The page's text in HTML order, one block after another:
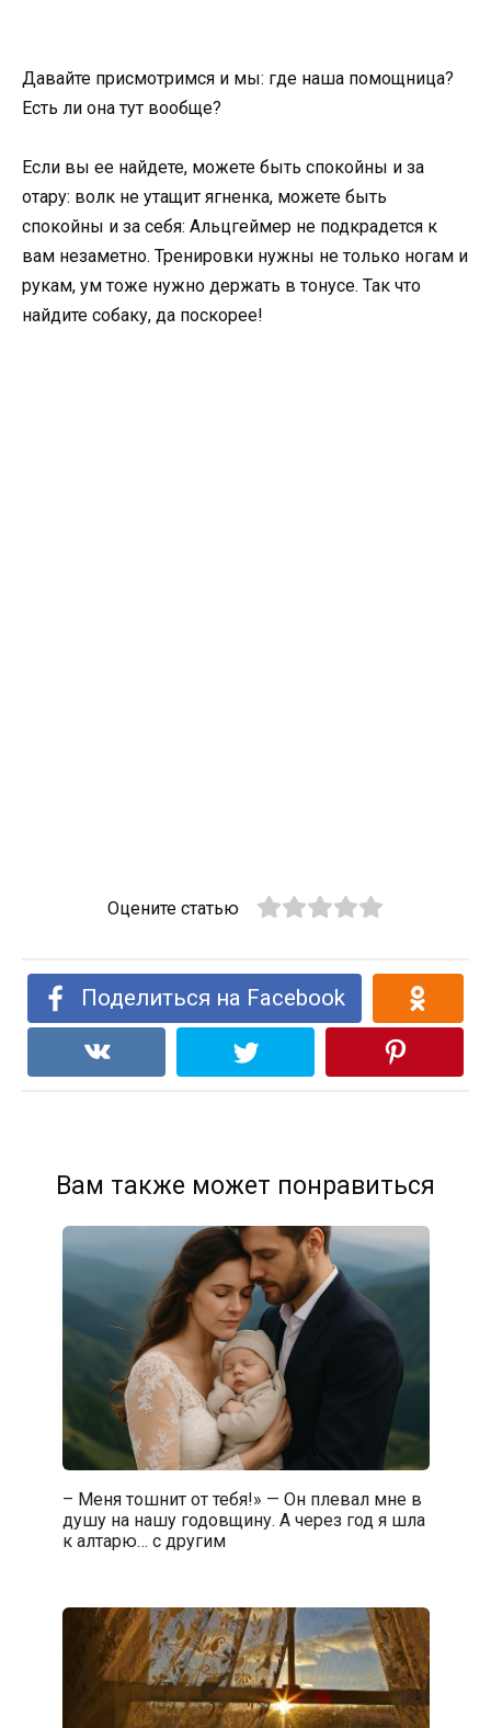
Давайте присмотримся и мы: где наша помощница?
Есть ли она тут вообще?
Если вы ее найдете, можете быть спокойны и за
отару: волк не утащит ягненка, можете быть
спокойны и за себя: Альцгеймер не подкрадется к
вам незаметно. Тренировки нужны не только ногам и
рукам, ум тоже нужно держать в тонусе. Так что
найдите собаку, да поскорее!
Оцените статью
Поделиться на Facebook
Вам также может понравиться
– Меня тошнит от тебя!» — Он плевал мне в
душу на нашу годовщину. А через год я шла
к алтарю… с другим